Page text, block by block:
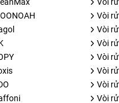
Vòi
Vòi
Vòi
Vòi
Vòi
Vòi
Vòi